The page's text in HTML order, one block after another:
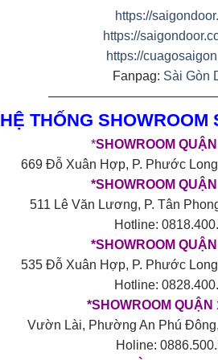
https://
https://
https://
Fanpag: Sài Gòn
HỆ THỐNG SHOWROOM
*SHOWROOM
669 Đỗ Xuân Hợp, P. Phước
*SHOWROOM
511 Lê Văn Lương, P. Tân
Hotline:
*SHOWROOM
535 Đỗ Xuân Hợp, P. Phước
Hotline:
*SHOWROOM QUẬN
Vườn Lài, Phường An Phú
Holine: